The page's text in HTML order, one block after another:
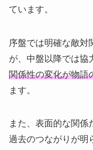
ています。
序盤では明確な敵対
が、中盤以降では協
関係性の変化が物語
ます。
また、表面的な関係
過去のつながりが明